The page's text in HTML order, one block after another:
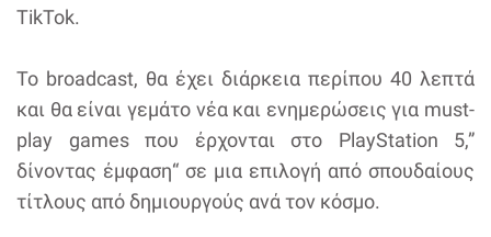
TikTok.
Το broadcast, θα έχει διάρκεια περίπου 40 λεπτά
και θα είναι γεμάτο νέα και ενημερώσεις για must-
play games που έρχονται στο PlayStation 5,”
δίνοντας έμφαση“ σε μια επιλογή από σπουδαίους
τίτλους από δημιουργούς ανά τον κόσμο.